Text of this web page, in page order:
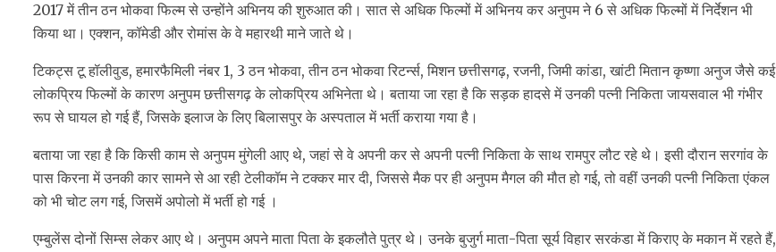
2017 में तीन ठन भोकवा फिल्म से उन्होंने अभिनय की शुरुआत की। सात से अधिक फिल्मों में अभिनय कर अनुपम ने 6 से अधिक फिल्मों में निर्देशन भी
किया था। एक्शन, कॉमेडी और रोमांस के वे महारथी माने जाते थे।
टिकट्स टू हॉलीवुड, हमारफैमिली नंबर 1, 3 ठन भोकवा, तीन ठन भोकवा रिटर्न्स, मिशन छत्तीसगढ़, रजनी, जिमी कांडा, खांटी मितान कृष्णा अनुज जैसे कई
लोकप्रिय फिल्मों के कारण अनुपम छत्तीसगढ़ के लोकप्रिय अभिनेता थे। बताया जा रहा है कि सड़क हादसे में उनकी पत्नी निकिता जायसवाल भी गंभीर
रूप से घायल हो गई हैं, जिसके इलाज के लिए बिलासपुर के अस्पताल में भर्ती कराया गया है।
बताया जा रहा है कि किसी काम से अनुपम मुंगेली आए थे, जहां से वे अपनी कर से अपनी पत्नी निकिता के साथ रामपुर लौट रहे थे। इसी दौरान सरगांव के
पास किरना में उनकी कार सामने से आ रही टेलीकॉम ने टक्कर मार दी, जिससे मैक पर ही अनुपम मैगल की मौत हो गई, तो वहीं उनकी पत्नी निकिता एंकल
को भी चोट लग गई, जिसमें अपोलो में भर्ती हो गई ।
एम्बुलेंस दोनों सिम्स लेकर आए थे। अनुपम अपने माता पिता के इकलौते पुत्र थे। उनके बुजुर्ग माता-पिता सूर्य विहार सरकंडा में किराए के मकान में रहते हैं,